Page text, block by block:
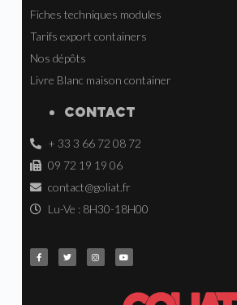
Fiches techniques modules
Tarifs export containers
Nos dépôts
Livre Blanc maison container
CONTACT
+ 33 3 66 72 08 72
09 72 19 19 06
contact@goliat.fr
Lu-Ve : 8H30-18H00